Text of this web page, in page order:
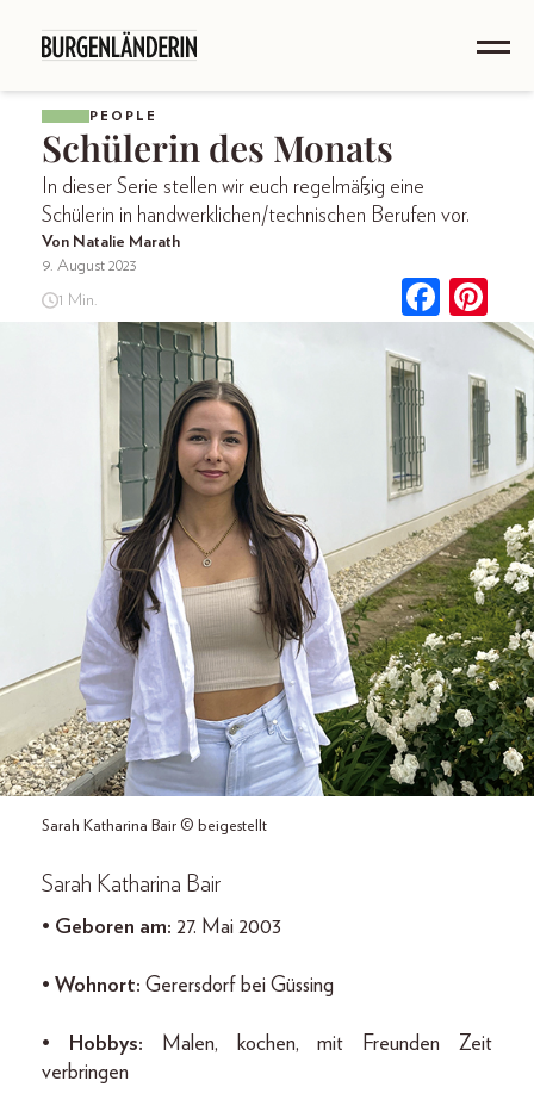
PEOPLE
Schülerin des Monats
In dieser Serie stellen wir euch regelmäßig eine
Schülerin in handwerklichen/technischen Berufen vor.
Von Natalie Marath
9. August 2023
1 Min.
Sarah Katharina Bair © beigestellt
Sarah Katharina Bair
• Geboren am: 27. Mai 2003
• Wohnort: Gerersdorf bei Güssing
• Hobbys: Malen, kochen, mit Freunden Zeit
verbringen